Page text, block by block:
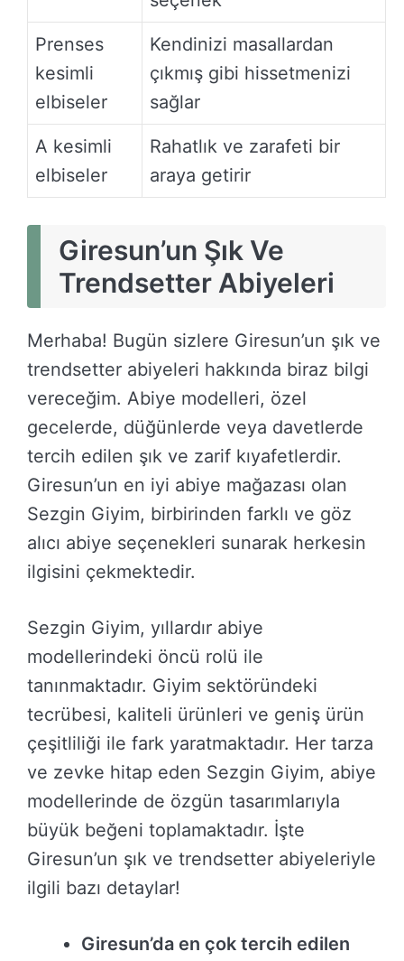
Prenses
kesimli
elbiseler
Kendinizi masallardan
çıkmış gibi hissetmenizi
sağlar
A kesimli
elbiseler
Rahatlık ve zarafeti bir
araya getirir
Giresun’un Şık Ve
Trendsetter Abiyeleri
Merhaba! Bugün sizlere Giresun’un şık ve
trendsetter abiyeleri hakkında biraz bilgi
vereceğim. Abiye modelleri, özel
gecelerde, düğünlerde veya davetlerde
tercih edilen şık ve zarif kıyafetlerdir.
Giresun’un en iyi abiye mağazası olan
Sezgin Giyim, birbirinden farklı ve göz
alıcı abiye seçenekleri sunarak herkesin
ilgisini çekmektedir.
Sezgin Giyim, yıllardır abiye
modellerindeki öncü rolü ile
tanınmaktadır. Giyim sektöründeki
tecrübesi, kaliteli ürünleri ve geniş ürün
çeşitliliği ile fark yaratmaktadır. Her tarza
ve zevke hitap eden Sezgin Giyim, abiye
modellerinde de özgün tasarımlarıyla
büyük beğeni toplamaktadır. İşte
Giresun’un şık ve trendsetter abiyeleriyle
ilgili bazı detaylar!
Giresun’da en çok tercih edilen